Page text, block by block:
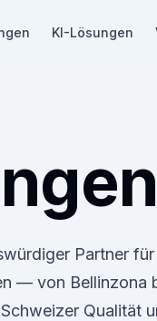
KI-Lösungen
Partner
— von Bellinzona
Qualität